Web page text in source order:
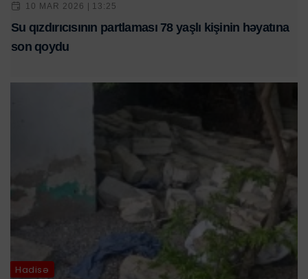
10 MAR 2026 | 13:25
Su qızdırıcısının partlaması 78 yaşlı kişinin həyatına
son qoydu
Hadisə